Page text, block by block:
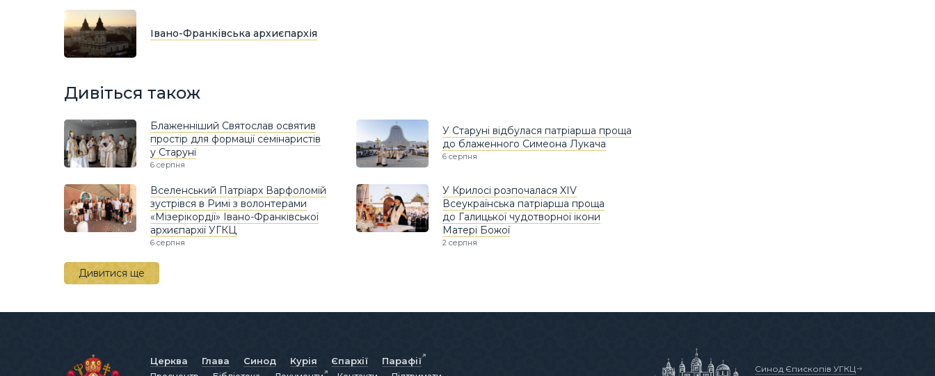
Івано-Франківська архиєпархія
Дивіться також
Блаженніший Святослав освятив
простір для формації семінаристів
у Старуні
6 серпня
У Старуні відбулася патріарша проща
до блаженного Симеона Лукача
6 серпня
Вселенський Патріарх Варфоломій
зустрівся в Римі з волонтерами
«Мізерікордії» Івано-Франківської
архиєпархії УГКЦ
6 серпня
У Крилосі розпочалася XIV
Всеукраїнська патріарша проща
до Галицької чудотворної ікони
Матері Божої
2 серпня
Дивитися ще
Церква Глава Синод Курія Єпархії Парафії
Синод Єпископів УГКЦ